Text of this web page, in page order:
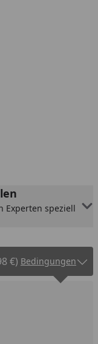
Experten speziell
€) Bedingungen
eins erhöhen